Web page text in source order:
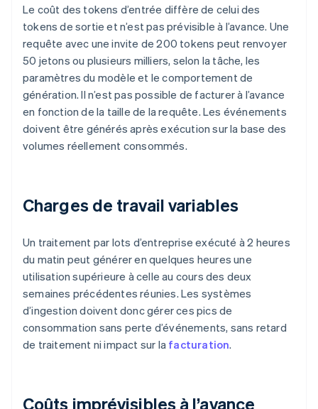
Le coût des tokens d’entrée diffère de celui des
tokens de sortie et n’est pas prévisible à l’avance. Une
requête avec une invite de 200 tokens peut renvoyer
50 jetons ou plusieurs milliers, selon la tâche, les
paramètres du modèle et le comportement de
génération. Il n’est pas possible de facturer à l’avance
en fonction de la taille de la requête. Les événements
doivent être générés après exécution sur la base des
volumes réellement consommés.
Charges de travail variables
Un traitement par lots d’entreprise exécuté à 2 heures
du matin peut générer en quelques heures une
utilisation supérieure à celle au cours des deux
semaines précédentes réunies. Les systèmes
d’ingestion doivent donc gérer ces pics de
consommation sans perte d’événements, sans retard
de traitement ni impact sur la facturation.
Coûts imprévisibles à l’avance